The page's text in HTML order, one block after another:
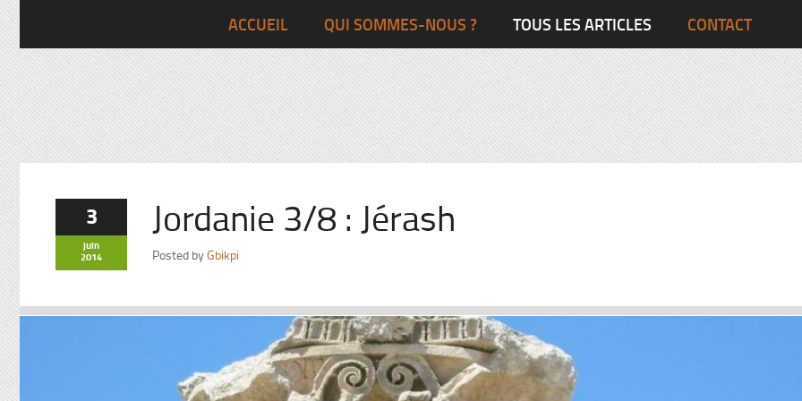
Pascalchristian.fr
ACCUEIL QUI SOMMES-NOUS ? TOUS LES ARTICLES
Côte d’Ivoire
Togo
Maroc
France
Italie
Pays-Bas
CONTACT
3
juin
2014
Jordanie 3/8 : Jérash
Posted byGbikpi